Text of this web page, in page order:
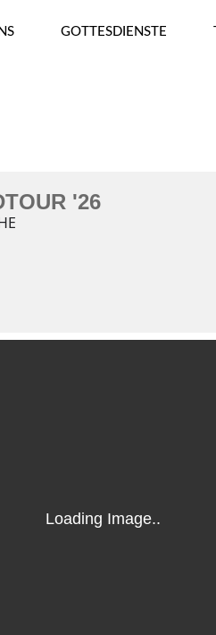
GOTTESDIENSTE
'26